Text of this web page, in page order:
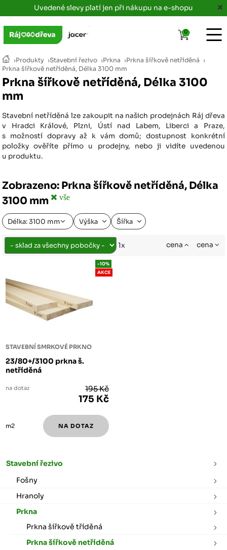
Uvedené slevy platí jen při nákupu na e-shopu
›Produkty ›Stavební řezivo ›Prkna ›Prkna šířkově netříděná ›
Prkna šířkově netříděná, Délka 3100 mm
Prkna šířkově netříděná, Délka 3100
mm
Stavební netříděná lze zakoupit na našich prodejnách Ráj dřeva
v Hradci Králové, Plzni, Ústí nad Labem, Liberci a Praze,
s možností dopravy až k vám domů; dostupnost konkrétní
položky ověříte přímo u prodejny, nebo ji vidíte uvedenou
u produktu.
Zobrazeno: Prkna šířkově netříděná, Délka
3100 mm
vše
Délka: 3100 mm Výška Šířka
1x cena cena
STAVEBNÍ SMRKOVÉ PRKNO
23/80+/3100 prkna š.
netříděná
-10%
AKCE
na dotaz 195 Kč
175 Kč
m2
Stavební řezivo
Fošny
Hranoly
Prkna
Prkna šířkově tříděná
Prkna šířkově netříděná
0